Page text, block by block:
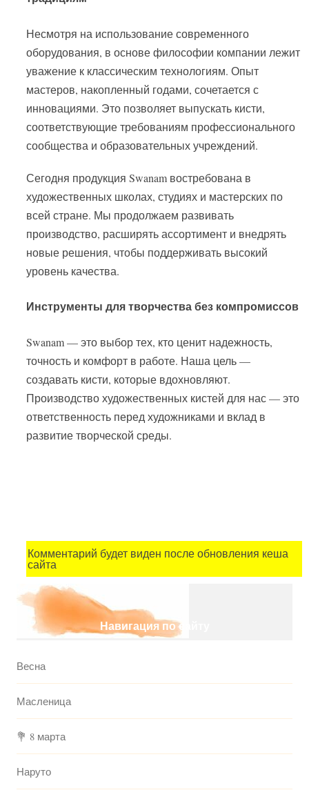
Несмотря на использование современного
оборудования, в основе философии компании лежит
уважение к классическим технологиям. Опыт
мастеров, накопленный годами, сочетается с
инновациями. Это позволяет выпускать кисти,
соответствующие требованиям профессионального
сообщества и образовательных учреждений.
Сегодня продукция Swanam востребована в
художественных школах, студиях и мастерских по
всей стране. Мы продолжаем развивать
производство, расширять ассортимент и внедрять
новые решения, чтобы поддерживать высокий
уровень качества.
Инструменты для творчества без компромиссов
Swanam — это выбор тех, кто ценит надежность,
точность и комфорт в работе. Наша цель —
создавать кисти, которые вдохновляют.
Производство художественных кистей для нас — это
ответственность перед художниками и вклад в
развитие творческой среды.
Комментарий будет виден после обновления кеша
сайта
Навигация по сайту
Весна
Масленица
💐 8 марта
Наруто